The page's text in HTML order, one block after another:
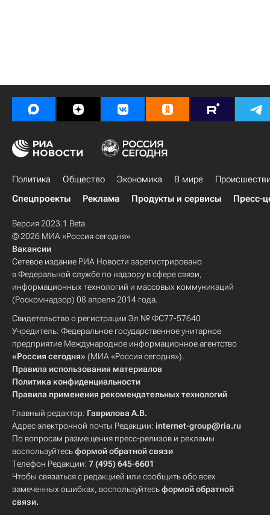
Политика Общество Экономика В мире
Спецпроекты
Реклама Продукты и сервисы Пресс-
Версия 2023.1 Beta
© 2026 МИА «Россия сегодня»
Вакансии
Сетевое издание РИА Новости зарегистрировано
в Федеральной службе по надзору в сфере связи,
информационных технологий и массовых коммуникаций
(Роскомнадзор) 08 апреля 2014 года.
Свидетельство о регистрации Эл № ФС77-57640
Учредитель: Федеральное государственное унитарное
предприятие Международное информационное агентство
«Россия сегодня» (МИА «Россия сегодня»).
Правила использования материалов
Политика конфиденциальности
Правила применения рекомендательных технологий
Главный редактор: Гаврилова А.В.
Адрес электронной почты Редакции: internet-group@ria.ru
По вопросам размещения пресс-релизов и рекламы
воспользуйтесьформой обратной связи
Телефон Редакции: 7 (495) 645-6601
Чтобы связаться с редакцией или сообщить обо всех
замеченных ошибках, воспользуйтесьформой обратной
связи.